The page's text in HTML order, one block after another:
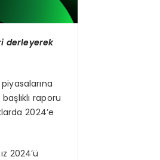
derleyerek
başlıklı raporu
2024’e
2024’ü